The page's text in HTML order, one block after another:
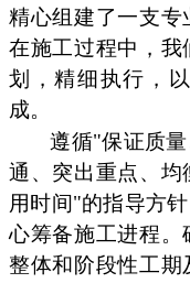
精心组建了一支专
在施工过程中，
划，精细执行，
成。
遵循"保证质
通、突出重点、均
用时间"的指导方
心筹备施工进程。
整体和阶段性工期